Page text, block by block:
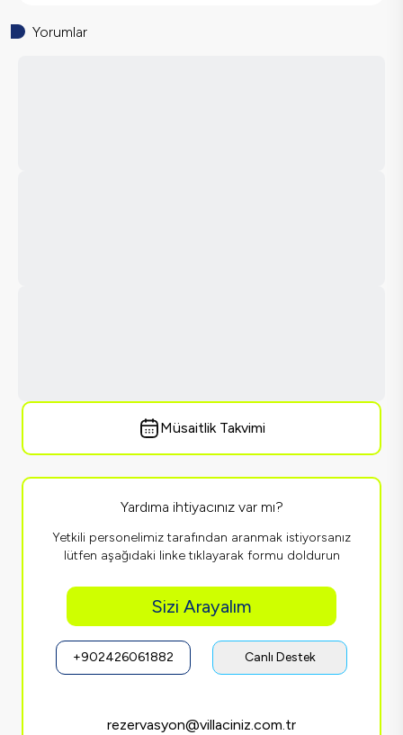
Yorumlar
Müsaitlik Takvimi
Yardıma ihtiyacınız var mı?
Yetkili personelimiz tarafından aranmak istiyorsanız
lütfen aşağıdaki linke tıklayarak formu doldurun
Sizi Arayalım
+902426061882 Canlı Destek
rezervasyon@villaciniz.com.tr